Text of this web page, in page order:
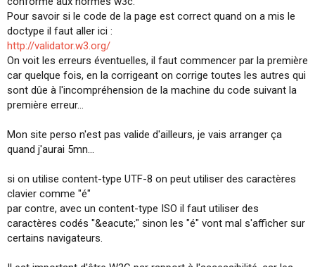
Pour savoir si le code de la page est correct quand on a mis le
doctype il faut aller ici :
http://validator.w3.org/
On voit les erreurs éventuelles, il faut commencer par la première
car quelque fois, en la corrigeant on corrige toutes les autres qui
sont dûe à l'incompréhension de la machine du code suivant la
première erreur...
Mon site perso n'est pas valide d'ailleurs, je vais arranger ça
quand j'aurai 5mn...
si on utilise content-type UTF-8 on peut utiliser des caractères
clavier comme "é"
par contre, avec un content-type ISO il faut utiliser des
caractères codés "&eacute;" sinon les "é" vont mal s'afficher sur
certains navigateurs.